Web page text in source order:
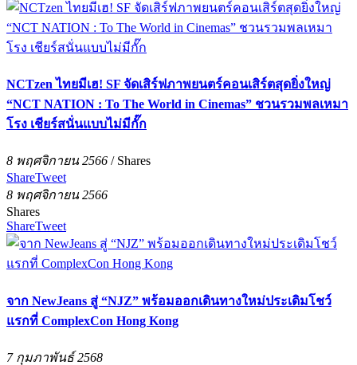
NCTzen ไทยมีเฮ! SF จัดเสิร์ฟภาพยนตร์คอนเสิร์ตสุดยิ่งใหญ่
“NCT NATION : To The World in Cinemas” ชวนรวมพลเหมา
โรง เชียร์สนั่นแบบไม่มีกั๊ก
8 พฤศจิกายน 2566 / Shares
ShareTweet
8 พฤศจิกายน 2566
Shares
ShareTweet
จาก NewJeans สู่ “NJZ” พร้อมออกเดินทางใหม่ประเดิมโชว์
แรกที่ ComplexCon Hong Kong
7 กุมภาพันธ์ 2568